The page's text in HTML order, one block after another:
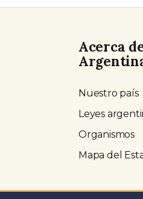
Acerca
Nuestro país
Leyes
Organismos
Mapa del